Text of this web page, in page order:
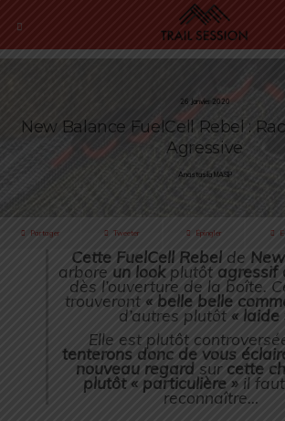
26 Janvier 2020
New Balance FuelCell Rebel :
Agressive
Anastasiia MASIP
Partager Tweeter Épingler
Cette FuelCell Rebelde
arbore un lookplutôt agressif
dès l’ouverture de la boîte.
trouveront « belle belle
d’autres plutôt « laide
Elle est plutôt
tenterons donc de vous
nouveau regard sur cette
plutôt « particulière »il faut
reconnaître…